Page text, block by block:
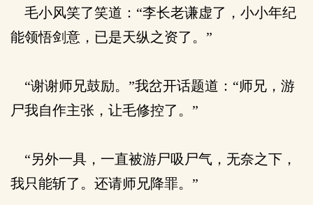
毛小风笑了笑道：“李长老谦虚了，小小年纪
能领悟剑意，已是天纵之资了。”
“谢谢师兄鼓励。”我岔开话题道：“师兄，游
尸我自作主张，让毛修控了。”
“另外一具，一直被游尸吸尸气，无奈之下，
我只能斩了。还请师兄降罪。”